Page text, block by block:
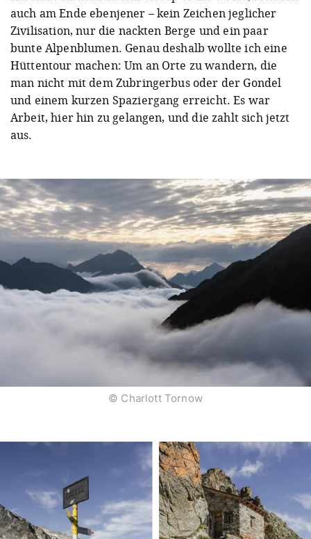
auch am Ende ebenjener – kein Zeichen jeglicher
Zivilisation, nur die nackten Berge und ein paar
bunte Alpenblumen. Genau deshalb wollte ich eine
Hüttentour machen: Um an Orte zu wandern, die
man nicht mit dem Zubringerbus oder der Gondel
und einem kurzen Spaziergang erreicht. Es war
Arbeit, hier hin zu gelangen, und die zahlt sich jetzt
aus.
© Charlott Tornow